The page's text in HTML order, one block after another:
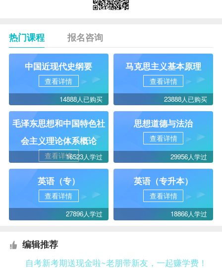
热门课程 报名咨询
中国近现代史纲要
查看详情
14888人已购买
马克思主义基本原理
查看详情
23888人已购买
毛泽东思想和中国特色社
会主义理论体系概论
查看详情16523人学过
思想道德与法治
查看详情
29956人学过
英语（专）
查看详情
27896人学过
英语（专升本）
查看详情
18866人学过
编辑推荐
自考新考期送现金啦~老朋带新友，一起赚学费！